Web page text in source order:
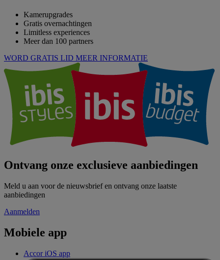
Kamerupgrades
Gratis overnachtingen
Limitless experiences
Meer dan 100 partners
WORD GRATIS LID MEER INFORMATIE
Ontvang onze exclusieve aanbiedingen
Meld u aan voor de nieuwsbrief en ontvang onze laatste
aanbiedingen
Aanmelden
Mobiele app
Accor iOS app